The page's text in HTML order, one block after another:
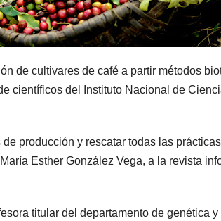
de cultivares de café a partir métodos
científicos del Instituto Nacional de
producción y rescatar todas las
Esther González Vega, a la revista
titular del departamento de genética